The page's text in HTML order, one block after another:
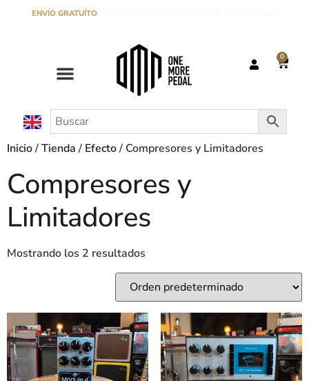
ENVÍO GRATUÍTOEN PEDIDOS SUPERIORES A 120€ EN PENÍNSULA
0
Inicio/Tienda/ Efecto/ Compresores y Limitadores
Compresores y
Limitadores
Mostrando los 2 resultados